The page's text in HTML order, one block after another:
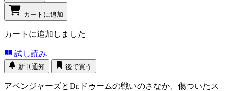
カートに追加
カートに追加しました
試し読み
新刊通知 後で買う
アベンジャーズとDr.ドゥームの戦いのさなか、傷ついたス